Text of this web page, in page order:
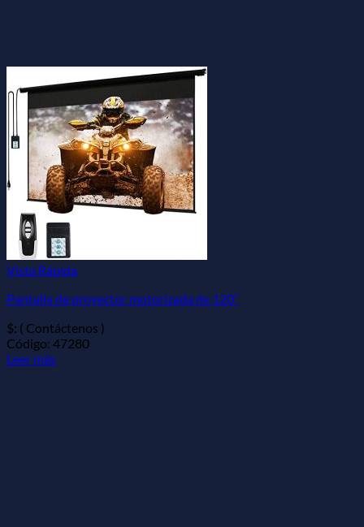
Vista Rápida
Pantalla de proyector motorizada de 120″
$: ( Contáctenos )
Código: 47280
Leer más